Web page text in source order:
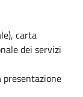
carta
dei servizi